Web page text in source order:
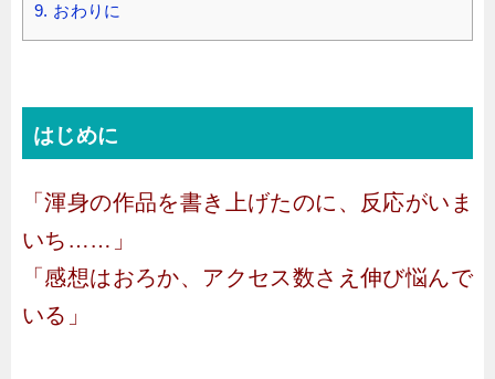
9. おわりに
はじめに
「渾身の作品を書き上げたのに、反応がいま
いち……」
「感想はおろか、アクセス数さえ伸び悩んで
いる」